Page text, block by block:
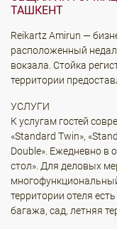
ТАШКЕНТ
Reikartz Amirun —
расположенный
вокзала. Стойка
территории
УСЛУГИ
К услугам гостей
«Standard Twin»,
Double». Ежедневно в
стол». Для деловых
территории отеля
багажа, сад, летняя